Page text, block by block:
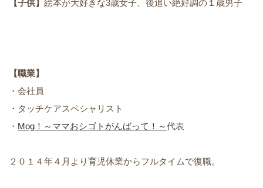
【子供】 絵本が大好きな3歳女子、後追い絶好調の１歳男子
【職業】
・会社員
・タッチケアスペシャリスト
・ Mog！～ママおシゴトがんばって！～代表
２０１４年４月より育児休業からフルタイムで復職。